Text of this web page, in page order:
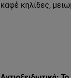
καφέ κηλίδες,